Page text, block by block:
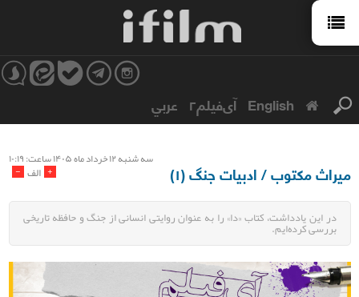
English آی‌فیلم۲ عربي
سه شنبه ۱۲ خرداد ماه ۱۴۰۵ ساعت: ۱۰:۱۹
- الف + میراث مکتوب / ادبیات جنگ (۱)
در این یادداشت، کتاب «دا» را به‌ عنوان روایتی انسانی از جنگ و حافظه تاریخی
بررسی کرده‌ایم.